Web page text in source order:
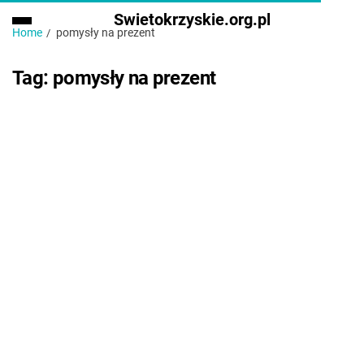
Swietokrzyskie.org.pl
Home pomysły na prezent
Tag: pomysły na prezent